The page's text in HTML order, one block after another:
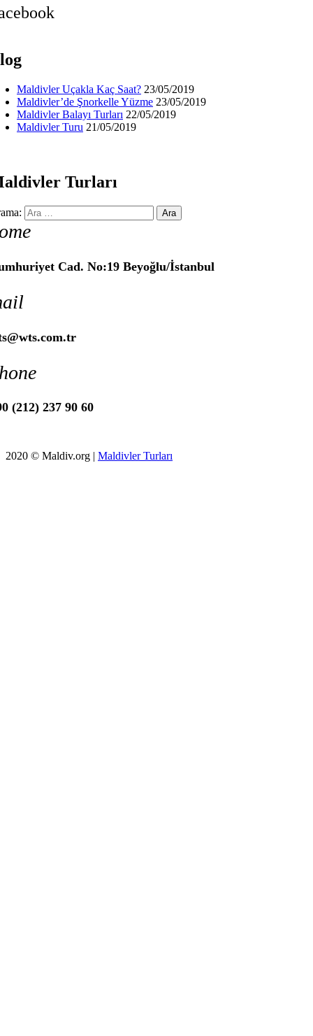
Maldivler Uçakla Kaç Saat? 23/05/2019
Maldivler’de Şnorkelle Yüzme 23/05/2019
Maldivler Balayı Turları 22/05/2019
Maldivler Turu 21/05/2019
Turları
Cad. No:19 Beyoğlu/İstanbul
(212) 237 90 60
2020 © Maldiv.org | Maldivler Turları